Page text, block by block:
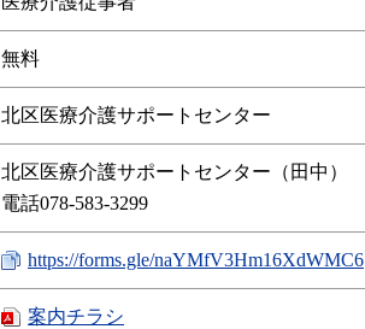
無料
北区医療介護サポートセンター
北区医療介護サポートセンター（田中）
電話078-583-3299
https://forms.gle/naYMfV3Hm16XdWMC6
案内チラシ